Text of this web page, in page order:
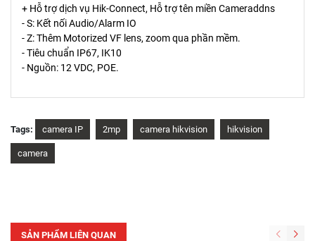
+ Hỗ trợ dịch vụ Hik-Connect, Hỗ trợ tên miền Cameraddns
- S: Kết nối Audio/Alarm IO
- Z: Thêm Motorized VF lens, zoom qua phần mềm.
- Tiêu chuẩn IP67, IK10
- Nguồn: 12 VDC, POE.
Tags: camera IP 2mp camera hikvision hikvision
camera
SẢN PHẨM LIÊN QUAN